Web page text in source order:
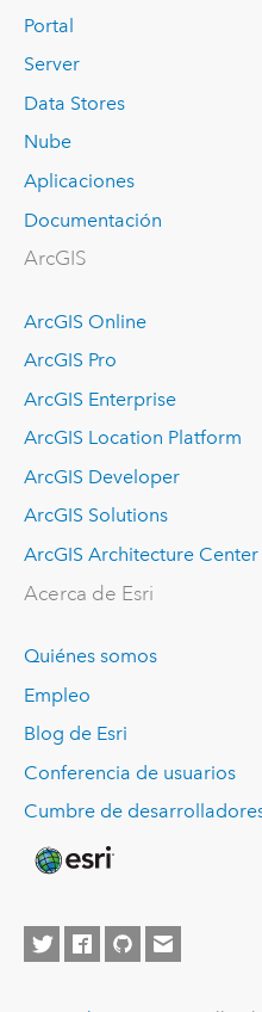
Portal
Server
Data Stores
Nube
Aplicaciones
Documentación
ArcGIS
ArcGIS Online
ArcGIS Pro
ArcGIS Enterprise
ArcGIS Location Platform
ArcGIS Developer
ArcGIS Solutions
ArcGIS Architecture Center
Acerca de Esri
Quiénes somos
Empleo
Blog de Esri
Conferencia de usuarios
Cumbre de